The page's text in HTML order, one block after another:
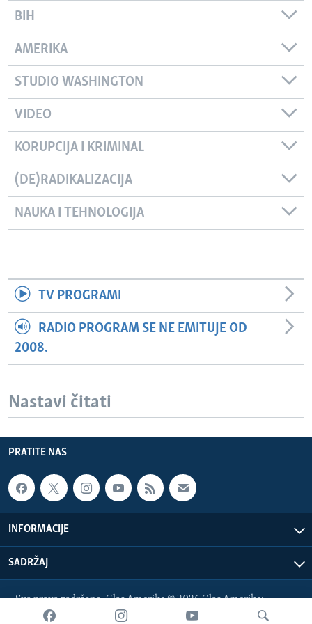
BIH
AMERIKA
STUDIO WASHINGTON
VIDEO
KORUPCIJA I KRIMINAL
(DE)RADIKALIZACIJA
NAUKA I TEHNOLOGIJA
TV PROGRAMI
RADIO PROGRAM SE NE EMITUJE OD
2008.
Nastavi čitati
PRATITE NAS
INFORMACIJE
SADRŽAJ
Sva prava zadržana. Glas Amerike © 2026 Glas Amerike:
bosnian-service@voanews.com